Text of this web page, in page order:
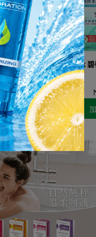
- 高保濕潤色 護
唇膏
NT$199
購物車
Blistex 碧